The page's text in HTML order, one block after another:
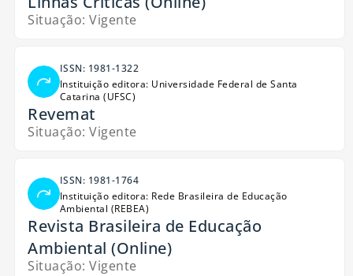
Situação: Vigente
ISSN: 1981-1322
Instituição editora: Universidade Federal de Santa
Catarina (UFSC)
Revemat
Situação: Vigente
ISSN: 1981-1764
Instituição editora: Rede Brasileira de Educação
Ambiental (REBEA)
Revista Brasileira de Educação
Ambiental (Online)
Situação: Vigente